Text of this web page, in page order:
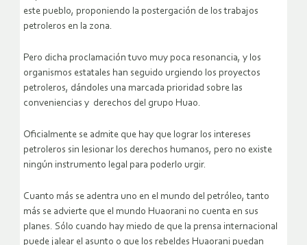
este pueblo, proponiendo la postergación de los trabajos
petroleros en la zona.
Pero dicha proclamación tuvo muy poca resonancia, y los
organismos estatales han seguido urgiendo los proyectos
petroleros, dándoles una marcada prioridad sobre las
conveniencias y derechos del grupo Huao.
Oficialmente se admite que hay que lograr los intereses
petroleros sin lesionar los derechos humanos, pero no existe
ningún instrumento legal para poderlo urgir.
Cuanto más se adentra uno en el mundo del petróleo, tanto
más se advierte que el mundo Huaorani no cuenta en sus
planes. Sólo cuando hay miedo de que la prensa internacional
puede jalear el asunto o que los rebeldes Huaorani puedan